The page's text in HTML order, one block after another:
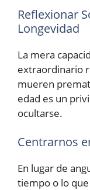
Reflexionar
Longevidad
La mera
extraordinario
mueren
edad es un
ocultarse.
Centrarnos
En lugar de
tiempo o lo